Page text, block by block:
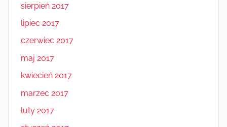
sierpień 2017
lipiec 2017
czerwiec 2017
maj 2017
kwiecień 2017
marzec 2017
luty 2017